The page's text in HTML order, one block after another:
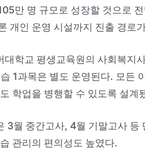
만 명 규모로 성장할 것으로
개인 운영 시설까지 진출 경로
대학교 평생교육원의 사회복지
1과목은 별도 운영된다. 모든
학업을 병행할 수 있도록 설계
3월 중간고사, 4월 기말고사
관리의 편의성도 높였다.